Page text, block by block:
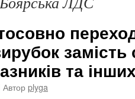
замість
та
Авторplyga